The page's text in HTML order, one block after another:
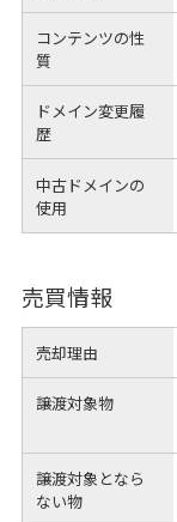
コンテンツの性
質
ドメイン変更履
歴
中古ドメインの
使用
売買情報
売却理由
譲渡対象物
譲渡対象となら
ない物